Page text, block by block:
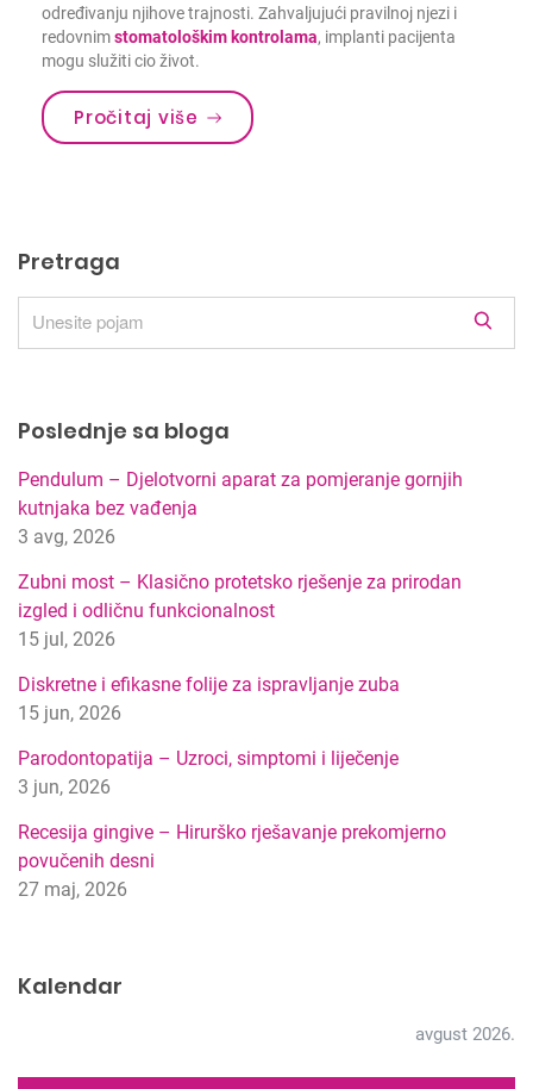
određivanju njihove trajnosti. Zahvaljujući pravilnoj njezi i
redovnimstomatološkim kontrolama, implanti pacijenta
mogu služiti cio život.
Pročitaj više
Pretraga
e
Poslednje sa bloga
Pendulum – Djelotvorni aparat za pomjeranje gornjih
kutnjaka bez vađenja
3 avg, 2026
Zubni most – Klasično protetsko rješenje za prirodan
izgled i odličnu funkcionalnost
15 jul, 2026
Diskretne i efikasne folije za ispravljanje zuba
15 jun, 2026
Parodontopatija – Uzroci, simptomi i liječenje
3 jun, 2026
Recesija gingive – Hirurško rješavanje prekomjerno
povučenih desni
27 maj, 2026
Kalendar
avgust 2026.